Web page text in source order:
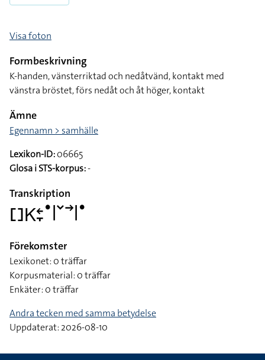
Visa foton
Formbeskrivning
K-handen, vänsterriktad och nedåtvänd, kontakt med
vänstra bröstet, förs nedåt och åt höger, kontakt
Ämne
Egennamn > samhälle
Lexikon-ID:06665
Glosa i STS-korpus:-
Transkription
􌤓􌥎􌥓􌥙􌤟􌥼􌥧􌥣􌥼􌤟
Förekomster
Lexikonet: 0 träffar
Korpusmaterial: 0 träffar
Enkäter: 0 träffar
Andra tecken med samma betydelse
Uppdaterat: 2026-08-10